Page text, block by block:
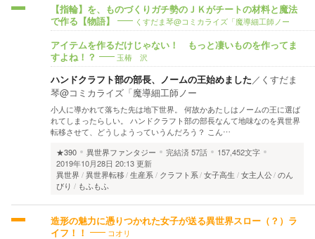
【指輪】を、ものづくりガチ勢のＪＫがチートの材料と魔法
で作る【物語】
くすだま琴@コミカライズ「魔導細工師ノー
アイテムを作るだけじゃない！ もっと凄いものを作ってま
すよね！？
玉椿 沢
ハンドクラフト部の部長、ノームの王始めました／ くすだま
琴@コミカライズ「魔導細工師ノー
小人に導かれて落ちた先は地下世界。 何故かあたしはノームの王に選ば
れてしまったらしい。 ハンドクラフト部の部長なんて地味なのを異世界
転移させて、どうしようっていうんだろう？ こん…
★390
異世界ファンタジー 完結済57話
157,452文字
2019年10月28日 20:13 更新
異世界
異世界転移 生産系 クラフト系 女子高生 女主人公 のん
びり
もふもふ
造形の魅力に憑りつかれた女子が送る異世界スロー（？）ラ
イフ！！
コオリ